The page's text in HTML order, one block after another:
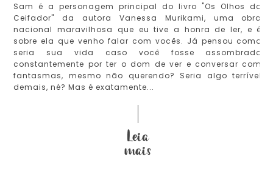
Sam é a personagem principal do livro "Os Olhos do
Ceifador" da autora Vanessa Murikami, uma obra
nacional maravilhosa que eu tive a honra de ler, e é
sobre ela que venho falar com vocês. Já pensou como
seria sua vida caso você fosse assombrado
constantemente por ter o dom de ver e conversar com
fantasmas, mesmo não querendo? Seria algo terrível
demais, né? Mas é exatamente...